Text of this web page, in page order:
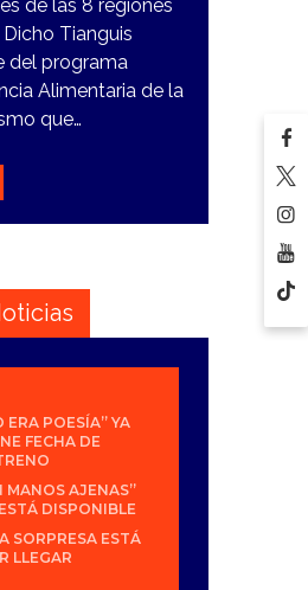
de las 8 regiones
Tianguis
del programa
Alimentaria de la
que…
ERA POESÍA” YA
FECHA DE
MANOS AJENAS”
DISPONIBLE
SORPRESA ESTÁ
LLEGAR